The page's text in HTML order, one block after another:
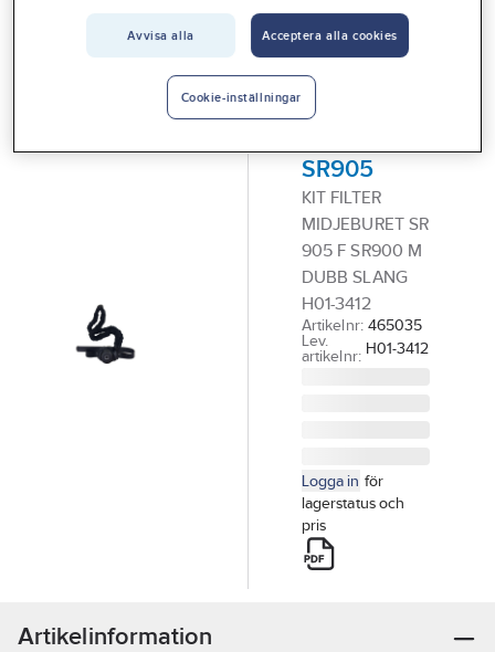
Midjeburen
filterhållare
SR905
KIT FILTER
MIDJEBURET SR
905 F SR900 M
DUBB SLANG
H01-3412
Artikelnr: 465035
Lev.
artikelnr: H01-3412
Logga in för
lagerstatus och
pris
Artikelinformation
Avvisa alla Acceptera alla cookies
Cookie-inställningar